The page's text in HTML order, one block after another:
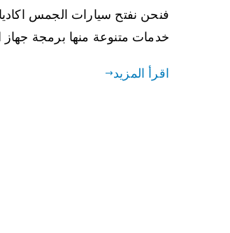
فنحن نفتح سيارات الجمس
خدمات متنوعة منها برمجة
اقرأ المزيد